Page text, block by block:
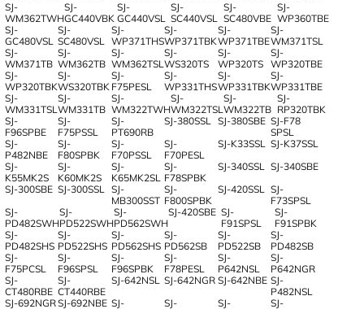
SJ-
WM362TWH
SJ-
GC440VBK
SJ-
GC440VSL
SJ-
SC440VSL
SJ-
SC480VBE
SJ-
WP360TBE
SJ-
GC480VSL
SJ-
SC480VSL
SJ-
WP371THS
SJ-
WP371TBK
SJ-
WP371TBE
SJ-
WM371TSL
SJ-
WM371TB
SJ-
WM362TB
SJ-
WM362TSL
SJ-
WS320TS
SJ-
WP320TS
SJ-
WP320TBE
SJ-
WP320TBK
SJ-
WS320TBK
SJ-
F75PESL
SJ-
WP331THS
SJ-
WP331TBK
SJ-
WP331TBE
SJ-
WM331TSL
SJ-
WM331TB
SJ-
WM322TWH
SJ-
WM322TSL
SJ-
WM322TB
SJ-
RP320TBK
SJ-
F96SPBE
SJ-
F75PSSL
SJ-
PT690RB
SJ-380SSL SJ-380SBE SJ-F78
SPSL
SJ-
P482NBE
SJ-
F80SPBK
SJ-
F70PSSL
SJ-
F70PESL
SJ-K33SSL
SJ-K37SSL
SJ-
K55MK2S
SJ-
K60MK2S
SJ-
K65MK2SL
SJ-
F78SPBK
SJ-340SSL
SJ-340SBE
SJ-300SBE SJ-300SSL
SJ-
MB300SST
SJ-
F800SPBK
SJ-420SSL
SJ-
F73SPSL
SJ-
PD482SWH
SJ-
PD522SWH
SJ-
PD562SWH
SJ-420SBE SJ-
F91SPSL
SJ-
F91SPBK
SJ-
PD482SHS
SJ-
PD522SHS
SJ-
PD562SHS
SJ-
PD562SB
SJ-
PD522SB
SJ-
PD482SB
SJ-
F75PCSL
SJ-
F96SPSL
SJ-
F96SPBK
SJ-
F78PESL
SJ-
P642NSL
SJ-
P642NGR
SJ-
CT480RBE
SJ-
CT440RBE
SJ-642NSL SJ-642NGR SJ-642NBE SJ-
P482NSL
SJ-692NGRSJ-692NBE SJ-
SJ-
SJ-
SJ-